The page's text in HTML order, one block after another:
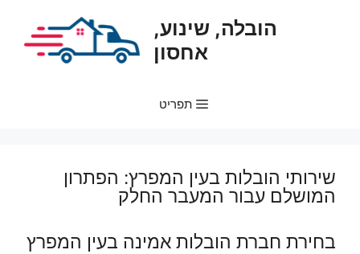
הובלה, שינוע,
אחסון
תפריט
שירותי הובלות בעין המפרץ: הפתרון
המושלם עבור המעבר החלק
בחירת חברת הובלות אמינה בעין המפרץ